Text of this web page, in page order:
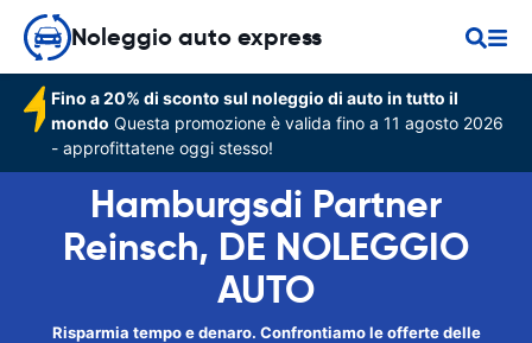
Noleggio auto express
Fino a 20% di sconto sul noleggio di auto in tutto il
mondo Questa promozione è valida fino a 11 agosto 2026
- approfittatene oggi stesso!
Hamburgsdi Partner
Reinsch, DE NOLEGGIO
AUTO
Risparmia tempo e denaro. Confrontiamo le offerte delle